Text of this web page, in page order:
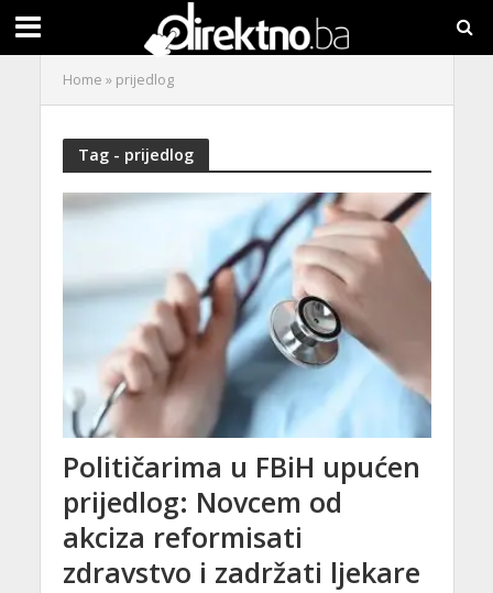
Home » prijedlog
Tag - prijedlog
Političarima u FBiH upućen
prijedlog: Novcem od
akciza reformisati
zdravstvo i zadržati ljekare